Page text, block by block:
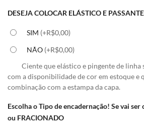
DESEJA COLOCAR ELÁSTICO E PASSANTE
SIM (+R$0,00)
NÃO (+R$0,00)
Ciente que elástico e pingente de linha
com a disponibilidade de cor em estoque e
combinação com a estampa da capa.
Escolha o Tipo de encadernação! Se vai
ou FRACIONADO